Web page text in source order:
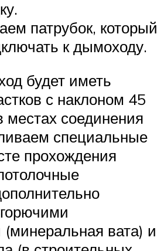
патрубок, который
к дымоходу.
будет иметь
с наклоном 45
местах соединения
специальные
прохождения
вата) и